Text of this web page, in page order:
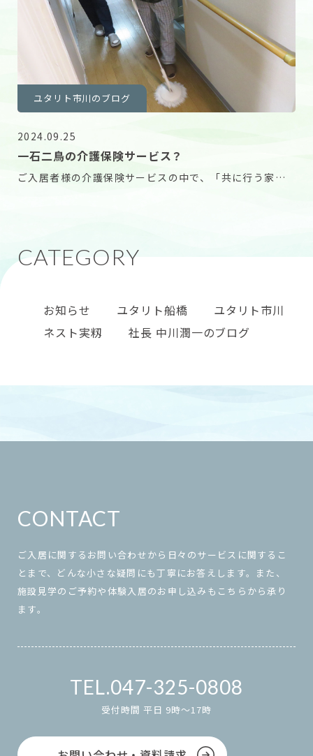
ユタリト市川のブログ
2024.09.25
一石二鳥の介護保険サービス？
ご入居者様の介護保険サービスの中で、「共に行う家
お知らせ ユタリト船橋
ユタリト市川
ネスト実籾
社長 中川潤一のブログ
CONTACT
ご入居に関するお問い合わせから日々のサービスに関するこ
とまで、どんな小さな疑問にも丁寧にお答えします。また、
施設見学のご予約や体験入居のお申し込みもこちらから承り
ます。
047-325-0808
受付時間 平日 9時～17時